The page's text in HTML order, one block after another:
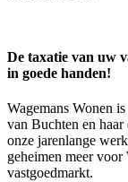
De taxatie van uw
in goede handen!
Wagemans Wonen
van Buchten en
onze jarenlange
geheimen meer
vastgoedmarkt.